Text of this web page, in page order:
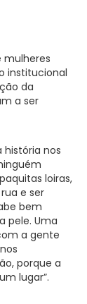
mulheres
institucional
da
a ser
história nos
loiras,
e ser
bem
pele. Uma
a gente
porque a
lugar”.